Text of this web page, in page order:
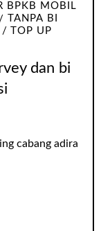
BPKB MOBIL
TANPA BI
TOP UP
dan bi